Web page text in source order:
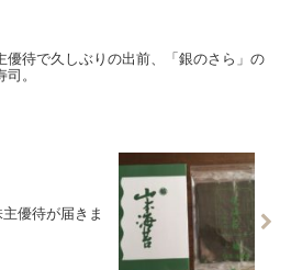
優待で久しぶりの出前、「銀のさら」の
司。
優待が届きま